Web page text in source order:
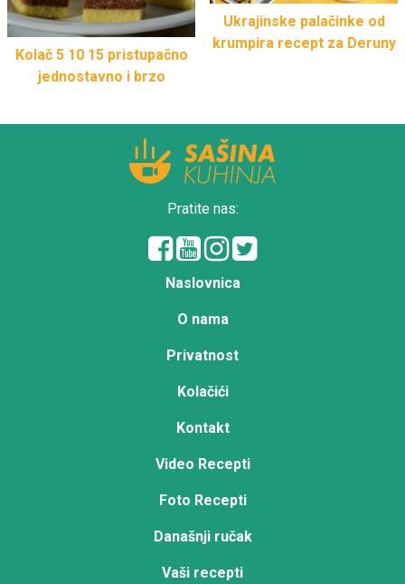
Kolač 5 10 15 pristupačno
jednostavno i brzo
Ukrajinske palačinke od
krumpira recept za Deruny
Pratite nas:
Naslovnica
O nama
Privatnost
Kolačići
Kontakt
Video Recepti
Foto Recepti
Današnji ručak
Vaši recepti